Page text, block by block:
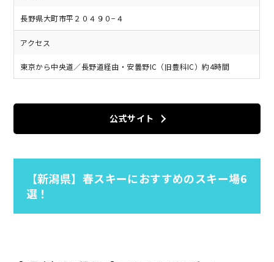
長野県大町市平２０４９０−４
アクセス
東京から中央道／長野道経由・安曇野IC（旧豊科IC）約4時間
公式サイト
【新潟県】春スキーにおすすめのスキー場6
選！